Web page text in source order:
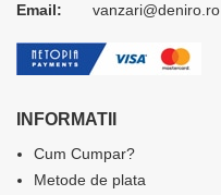
Email:
vanzari@deniro.ro
INFORMATII
Cum Cumpar?
Metode de plata